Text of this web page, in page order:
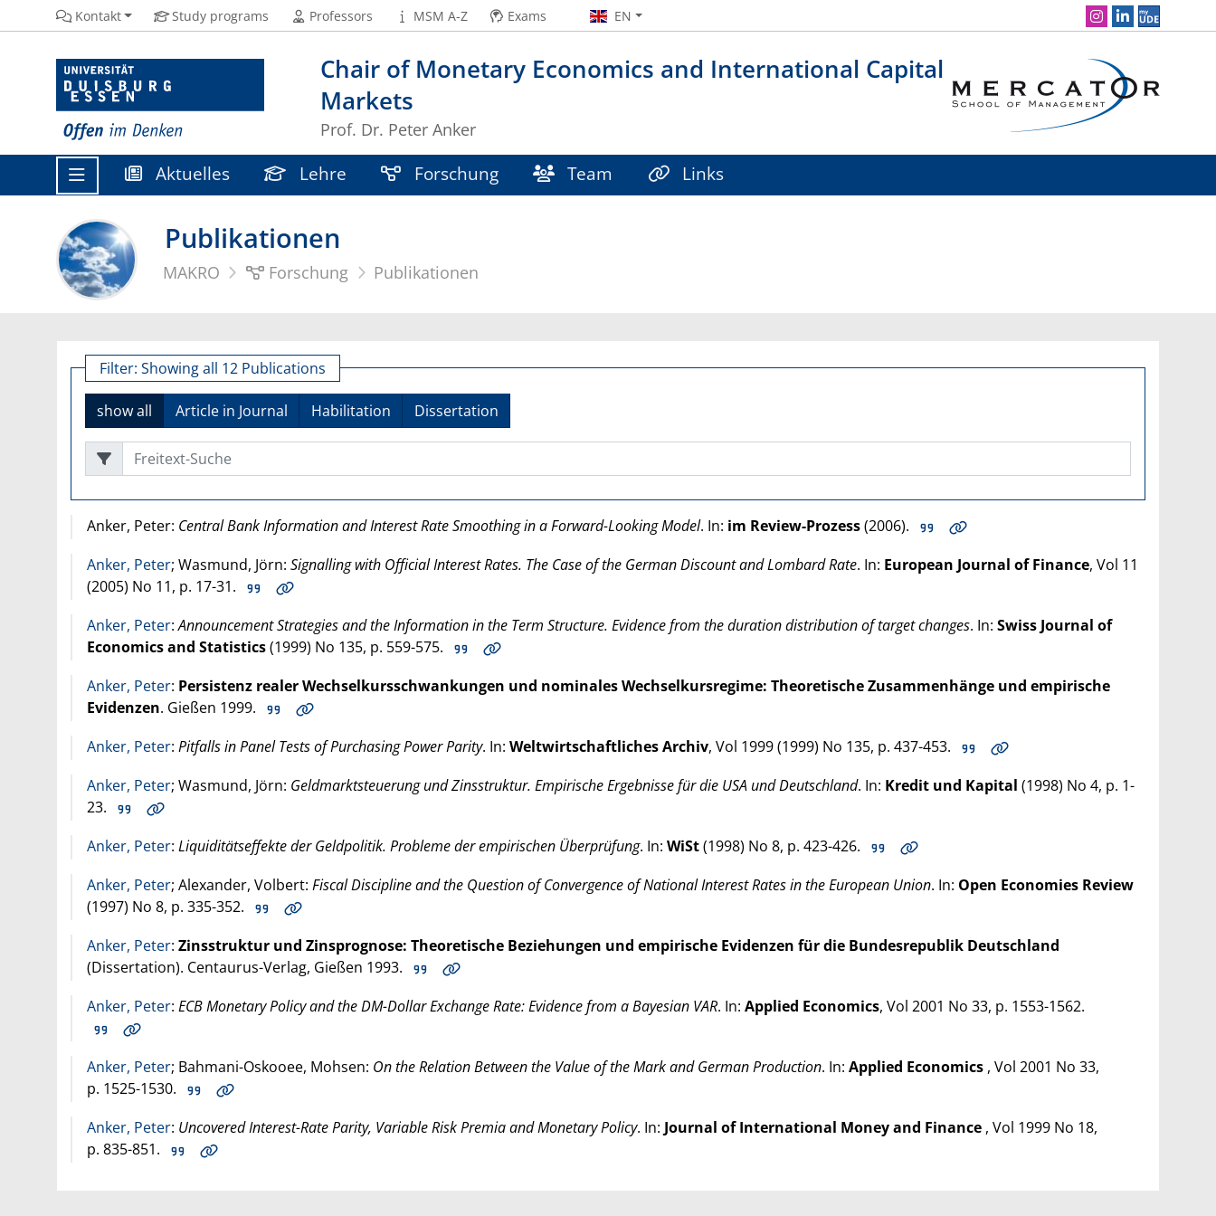
Chair of Monetary Economics and International Capital
Markets
Prof. Dr. Peter Anker
Kontakt Study programs Professors MSM A-Z Exams EN Social Media Navigation
Aktuelles Lehre Forschung Team Links
Publikationen
MAKRO Forschung Publikationen
Filter: Showing all 12 Publications
show all Article in Journal Habilitation Dissertation
Freitext-Suche
Anker, Peter: Central Bank Information and Interest Rate Smoothing in a Forward-Looking Model. In: im Review-Prozess(2006).
Anker, Peter; Wasmund, Jörn: Signalling with Official Interest Rates. The Case of the German Discount and Lombard Rate. In: European Journal of Finance, Vol 11
(2005) No 11, p. 17-31.
Anker, Peter:Announcement Strategies and the Information in the Term Structure. Evidence from the duration distribution of target changes. In: Swiss Jour­nal of
Economics and Statistics(1999) No 135, p. 559-575.
Anker, Peter: Persistenz realer Wechselkursschwankungen und nominales Wechselkursregime: Theoretische Zusammenhänge und empirische
Evidenzen. Gießen 1999.
Anker, Peter: Pitfalls in Panel Tests of Purchasing Power Parity. In: Weltwirtschaftliches Archiv, Vol 1999 (1999) No 135, p. 437-453.
Anker, Peter; Wasmund, Jörn: Geldmarktsteuerung und Zinsstruktur. Empirische Ergebnisse für die USA und Deutschland. In: Kredit und Kapital (1998) No 4, p. 1-
23.
Anker, Peter: Liquiditätseffekte der Geldpolitik. Probleme der empirischen Überprüfung. In: WiSt(1998) No 8, p. 423-426.
Anker, Peter; Alexander, Volbert: Fiscal Discipline and the Question of Convergence of National Interest Rates in the European Union. In: Open Economies Review
(1997) No 8, p. 335-352.
Anker, Peter: Zinsstruktur und Zinsprognose: Theoretische Beziehungen und empirische Evidenzen für die Bundesrepublik Deutschland
(Dissertation). Centaurus-Verlag, Gießen 1993.
Anker, Peter: ECB Monetary Policy and the DM-Dollar Exchange Rate: Evidence from a Bayesian VAR. In: Applied Economics, Vol 2001 No 33, p. 1553-1562.
Anker, Peter; Bahmani-Oskooee, Mohsen: On the Relation Between the Value of the Mark and German Production. In: Applied Economics , Vol 2001 No 33,
p. 1525-1530.
Anker, Peter: Uncovered Interest-Rate Parity, Variable Risk Premia and Monetary Policy. In: Journal of International Money and Finance , Vol 1999 No 18,
p. 835-851.